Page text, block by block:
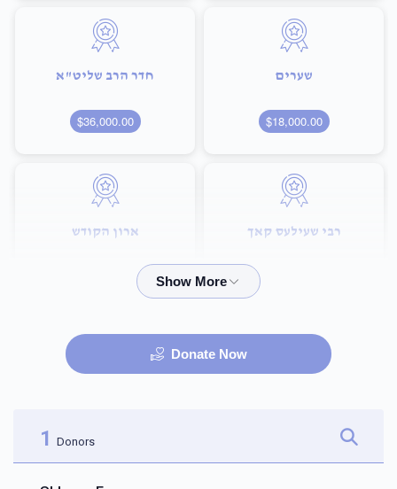
שערים
$18,000.00
חדר הרב שליט"א
$36,000.00
רבי שעילעס קאך ארון הקודש
Donate Now
1 Donors